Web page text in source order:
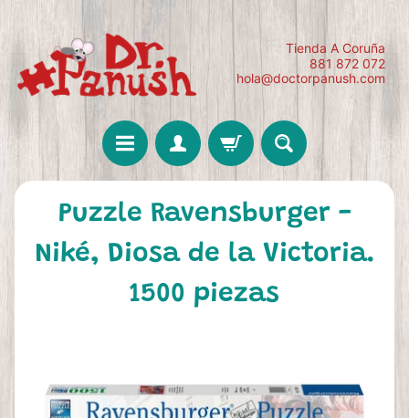
Tienda A Coruña
881 872 072
hola@doctorpanush.com
Puzzle Ravensburger -
Niké, Diosa de la Victoria.
1500 piezas